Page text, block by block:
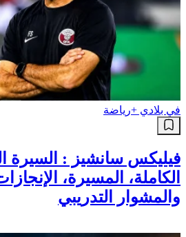
في بلادي +رياضة
فيليكس سانشيز : السيرة
الكاملة، المسيرة،
والمشوار التدريبي